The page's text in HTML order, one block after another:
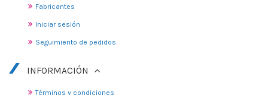
Fabricantes
Iniciar sesión
Seguimiento de pedidos
INFORMACIÓN
Términos y condiciones